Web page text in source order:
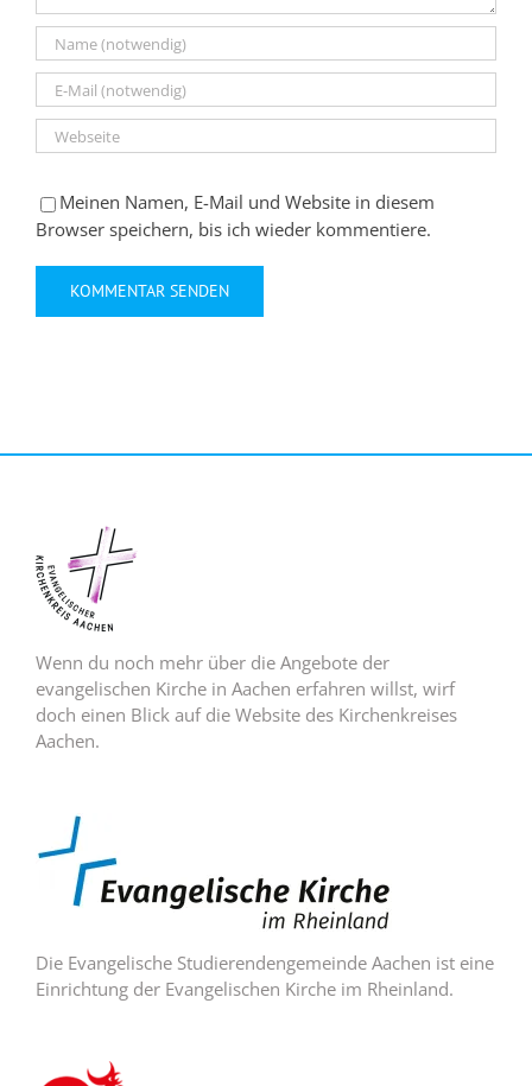
Meinen Namen, E-Mail und Website in diesem
Browser speichern, bis ich wieder kommentiere.
Wenn du noch mehr über die Angebote der
evangelischen Kirche in Aachen erfahren willst, wirf
doch einen Blick auf die Website des Kirchenkreises
Aachen.
Die Evangelische Studierendengemeinde Aachen ist eine
Einrichtung der Evangelischen Kirche im Rheinland.